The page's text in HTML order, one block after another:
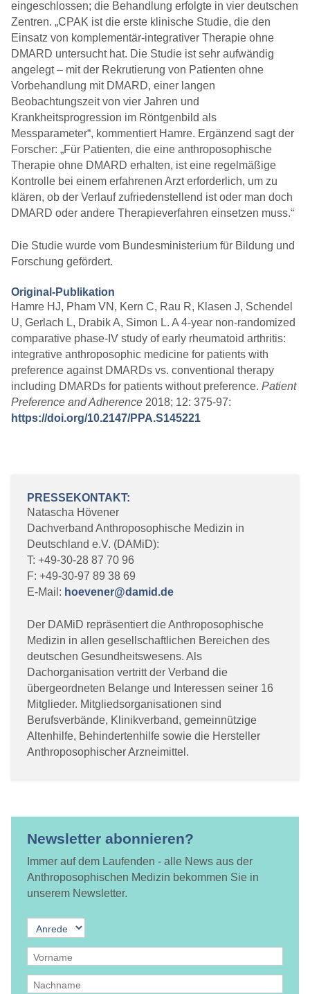
eingeschlossen; die Behandlung erfolgte in vier deutschen
Zentren. „CPAK ist die erste klinische Studie, die den
Einsatz von komplementär-integrativer Therapie ohne
DMARD untersucht hat. Die Studie ist sehr aufwändig
angelegt – mit der Rekrutierung von Patienten ohne
Vorbehandlung mit DMARD, einer langen
Beobachtungszeit von vier Jahren und
Krankheitsprogression im Röntgenbild als
Messparameter“, kommentiert Hamre. Ergänzend sagt der
Forscher: „Für Patienten, die eine anthroposophische
Therapie ohne DMARD erhalten, ist eine regelmäßige
Kontrolle bei einem erfahrenen Arzt erforderlich, um zu
klären, ob der Verlauf zufriedenstellend ist oder man doch
DMARD oder andere Therapieverfahren einsetzen muss.“
Die Studie wurde vom Bundesministerium für Bildung und
Forschung gefördert.
Original-Publikation
Hamre HJ, Pham VN, Kern C, Rau R, Klasen J, Schendel
U, Gerlach L, Drabik A, Simon L. A 4-year non-randomized
comparative phase-IV study of early rheumatoid arthritis:
integrative anthroposophic medicine for patients with
preference against DMARDs vs. conventional therapy
including DMARDs for patients without preference. Patient
Preference and Adherence2018; 12: 375-97:
https://doi.org/10.2147/PPA.S145221
PRESSEKONTAKT:
Natascha Hövener
Dachverband Anthroposophische Medizin in
Deutschland e.V. (DAMiD):
T: +49-30-28 87 70 96
F: +49-30-97 89 38 69
E-Mail: hoevener@damid.de
Der DAMiD repräsentiert die Anthroposophische
Medizin in allen gesellschaftlichen Bereichen des
deutschen Gesundheitswesens. Als
Dachorganisation vertritt der Verband die
übergeordneten Belange und Interessen seiner 16
Mitglieder. Mitgliedsorganisationen sind
Berufsverbände, Klinikverband, gemeinnützige
Altenhilfe, Behindertenhilfe sowie die Hersteller
Anthroposophischer Arzneimittel.
Newsletter abonnieren?
Immer auf dem Laufenden - alle News aus der
Anthroposophischen Medizin bekommen Sie in
unserem Newsletter.